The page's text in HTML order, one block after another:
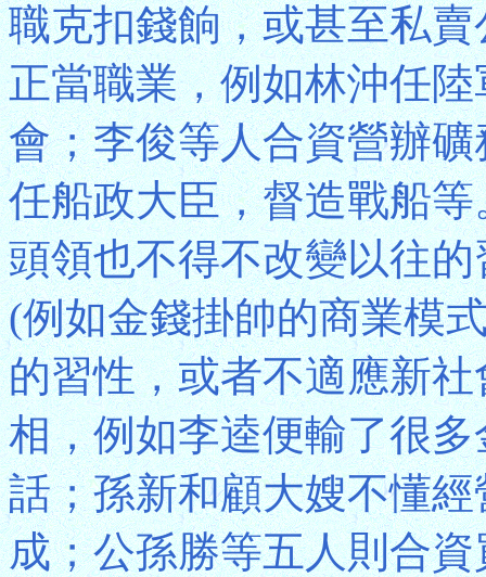
職克扣錢餉，或甚至私
正當職業，例如林沖任
會；李俊等人合資營辦
任船政大臣，督造戰船
頭領也不得不改變以往
(例如金錢掛帥的商業模
的習性，或者不適應新
相，例如李逵便輸了很
話；孫新和顧大嫂不懂
成；公孫勝等五人則合